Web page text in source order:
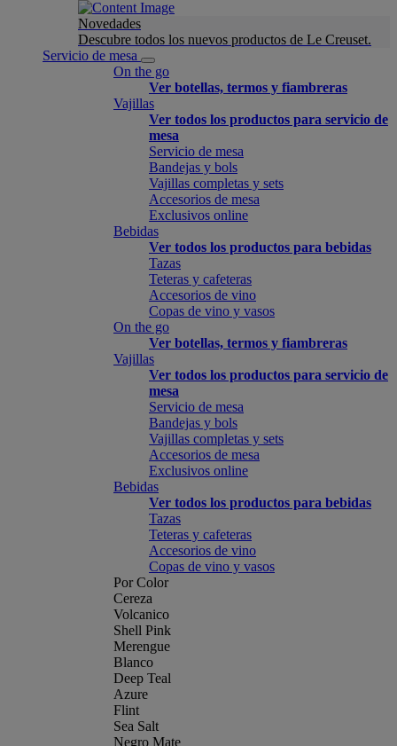
Novedades
Descubre todos los nuevos productos de Le Creuset.
Servicio de mesa
On the go
Ver botellas, termos y fiambreras
Vajillas
Ver todos los productos para servicio de
mesa
Servicio de mesa
Bandejas y bols
Vajillas completas y sets
Accesorios de mesa
Exclusivos online
Bebidas
Ver todos los productos para bebidas
Tazas
Teteras y cafeteras
Accesorios de vino
Copas de vino y vasos
On the go
Ver botellas, termos y fiambreras
Vajillas
Ver todos los productos para servicio de
mesa
Servicio de mesa
Bandejas y bols
Vajillas completas y sets
Accesorios de mesa
Exclusivos online
Bebidas
Ver todos los productos para bebidas
Tazas
Teteras y cafeteras
Accesorios de vino
Copas de vino y vasos
Por Color
Cereza
Volcanico
Shell Pink
Merengue
Blanco
Deep Teal
Azure
Flint
Sea Salt
Negro Mate